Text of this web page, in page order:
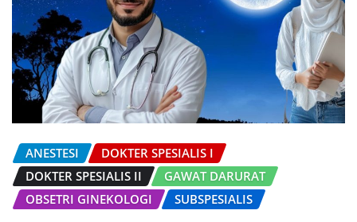
ANESTESI
DOKTER SPESIALIS I
DOKTER SPESIALIS II
GAWAT DARURAT
OBSETRI GINEKOLOGI
SUBSPESIALIS